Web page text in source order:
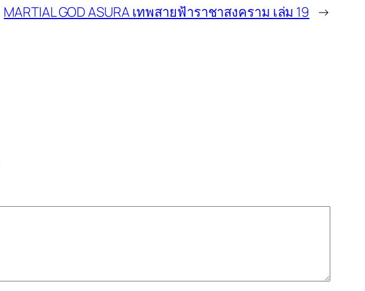
MARTIAL GOD ASURA เทพสายฟ้าราชาสงคราม เล่ม 19 →